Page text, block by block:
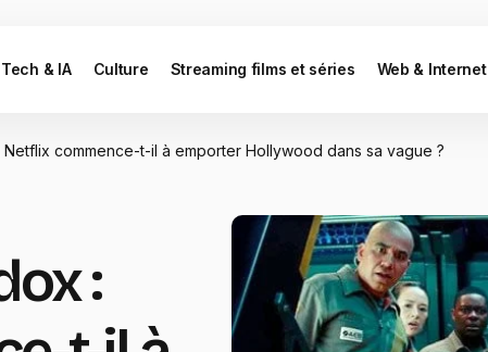
Tech & IA Culture Streaming films et séries Web & Internet
commence-t-il à emporter Hollywood dans sa vague ?
: